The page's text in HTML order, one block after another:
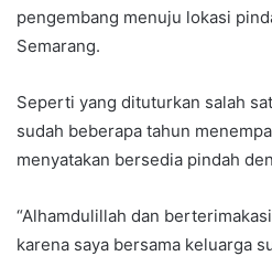
pengembang menuju lokasi
Semarang.
Seperti yang dituturkan salah
sudah beberapa tahun
menyatakan bersedia pindah
“Alhamdulillah dan
karena saya bersama keluarga